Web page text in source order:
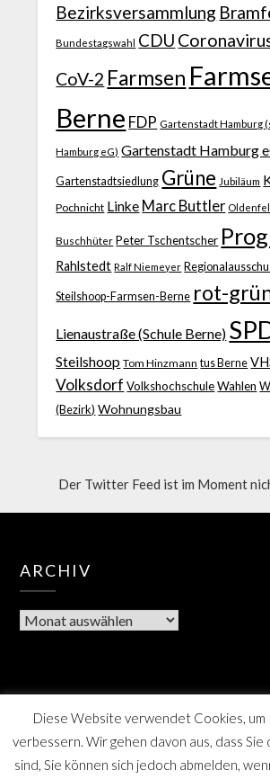
Bezirksversammlung
Bundestagswahl CDU
CoV-2 Farmsen
Berne FDP Gartenstadt Hamburg
Hamburg eG) Gartenstadt Hamburg
Gartenstadtsiedlung Grüne Jubiläum
Pochnicht Linke Marc Buttler
Buschhüter Peter Tschentscher
Rahlstedt Ralf Niemeyer
Steilshoop-Farmsen-Berne rot-
Lienaustraße (Schule Berne)
Steilshoop Tom Hinzmann tus Berne
Volksdorf Volkshochschule Wahlen
(Bezirk) Wohnungsbau
Der Twitter Feed ist im Moment
ARCHIV
Diese Website verwendet Cookies, um
verbessern. Wir gehen davon aus, dass
sind, Sie können sich jedoch abmelden,